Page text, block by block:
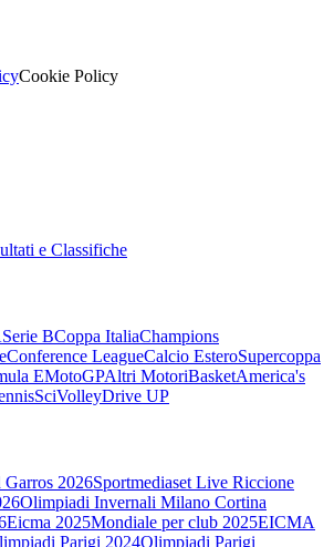
Cookie Policy
e Classifiche
Serie BCoppa ItaliaChampions
Conference LeagueCalcio EsteroSupercoppa
EMotoGPAltri MotoriBasketAmerica's
SciVolleyDrive UP
Garros 2026Sportmediaset Live Riccione
Olimpiadi Invernali Milano Cortina
Eicma 2025Mondiale per club 2025EICMA
Parigi 2024Olimpiadi Parigi